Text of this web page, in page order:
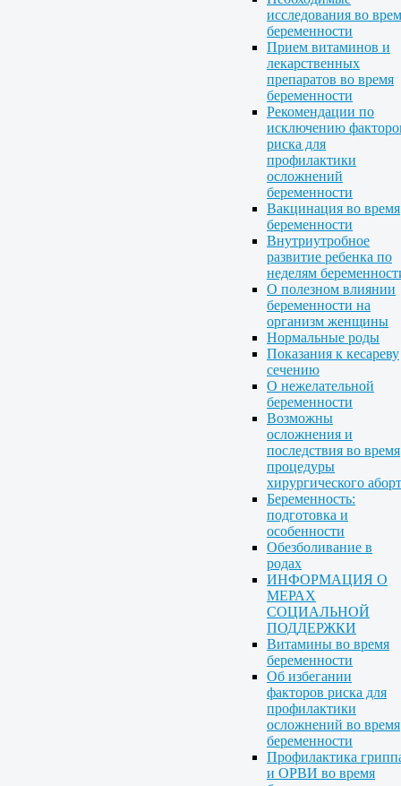
исследования во
беременности
Прием витаминов и
лекарственных
препаратов во время
беременности
Рекомендации по
исключению
риска для
профилактики
осложнений
беременности
Вакцинация во время
беременности
Внутриутробное
развитие ребенка по
неделям
О полезном влиянии
беременности на
организм женщины
Нормальные роды
Показания к кесареву
сечению
О нежелательной
беременности
Возможны
осложнения и
последствия во время
процедуры
хирургического
Беременность:
подготовка и
особенности
Обезболивание в
родах
ИНФОРМАЦИЯ О
МЕРАХ
СОЦИАЛЬНОЙ
ПОДДЕРЖКИ
Витамины во время
беременности
Об избегании
факторов риска для
профилактики
осложнений во время
беременности
Профилактика
и ОРВИ во время